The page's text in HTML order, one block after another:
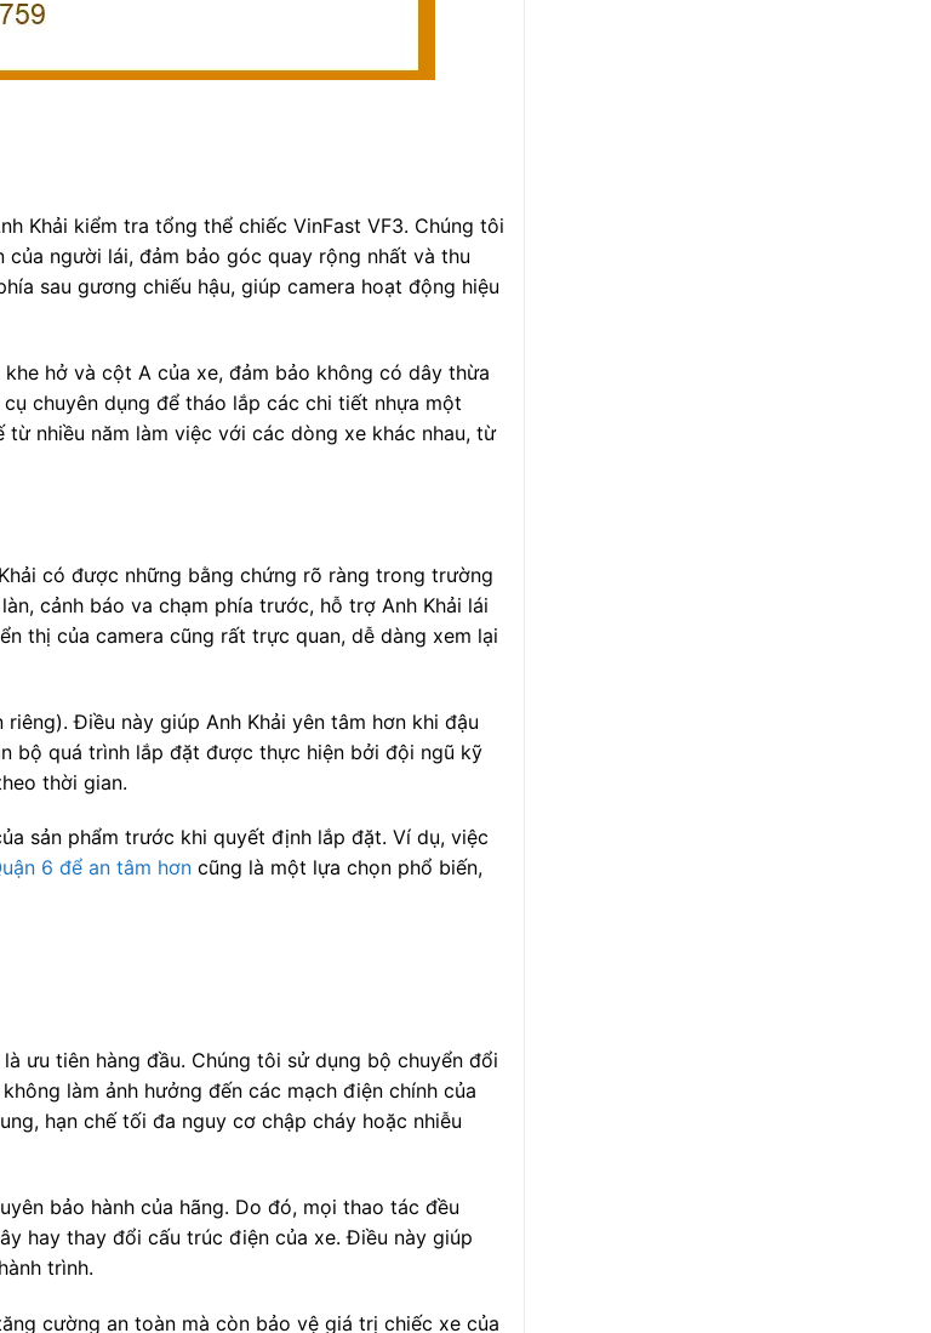
Khải kiểm tra tổng thể chiếc VinFast VF3. Chúng tôi
người lái, đảm bảo góc quay rộng nhất và thu
sau gương chiếu hậu, giúp camera hoạt động hiệu
hở và cột A của xe, đảm bảo không có dây thừa
chuyên dụng để tháo lắp các chi tiết nhựa một
nhiều năm làm việc với các dòng xe khác nhau, từ
có được những bằng chứng rõ ràng trong trường
cảnh báo va chạm phía trước, hỗ trợ Anh Khải lái
thị của camera cũng rất trực quan, dễ dàng xem lại
Điều này giúp Anh Khải yên tâm hơn khi đậu
bộ quá trình lắp đặt được thực hiện bởi đội ngũ kỹ
thời gian.
sản phẩm trước khi quyết định lắp đặt. Ví dụ, việc
6 để an tâm hơn cũng là một lựa chọn phổ biến,
ưu tiên hàng đầu. Chúng tôi sử dụng bộ chuyển đổi
làm ảnh hưởng đến các mạch điện chính của
hạn chế tối đa nguy cơ chập cháy hoặc nhiễu
bảo hành của hãng. Do đó, mọi thao tác đều
hay thay đổi cấu trúc điện của xe. Điều này giúp
trình.
cường an toàn mà còn bảo vệ giá trị chiếc xe của